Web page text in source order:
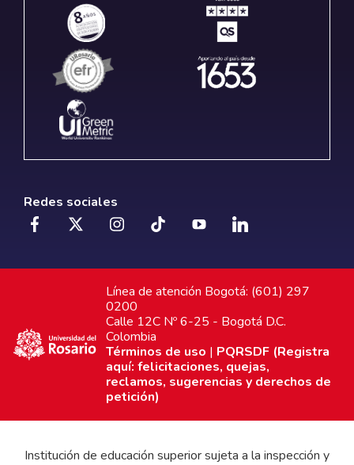
Redes sociales
Línea de atención Bogotá: (601) 297
0200
Calle 12C Nº 6-25 - Bogotá D.C.
Colombia
Términos de uso | PQRSDF (Registra
aquí: felicitaciones, quejas,
reclamos, sugerencias y derechos de
petición)
Institución de educación superior sujeta a la inspección y